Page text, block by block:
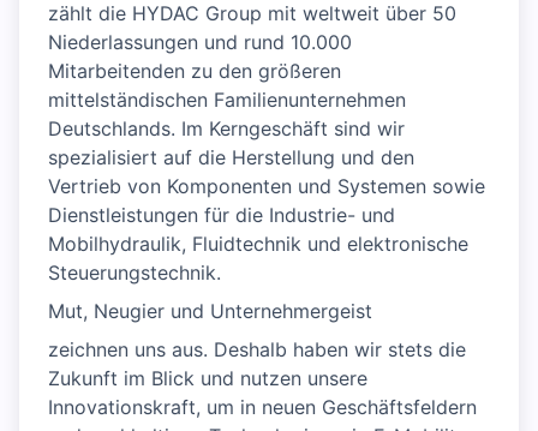
zählt die HYDAC Group mit weltweit über 50
Niederlassungen und rund 10.000
Mitarbeitenden zu den größeren
mittelständischen Familienunternehmen
Deutschlands. Im Kerngeschäft sind wir
spezialisiert auf die Herstellung und den
Vertrieb von Komponenten und Systemen sowie
Dienstleistungen für die Industrie- und
Mobilhydraulik, Fluidtechnik und elektronische
Steuerungstechnik.
Mut, Neugier und Unternehmergeist
zeichnen uns aus. Deshalb haben wir stets die
Zukunft im Blick und nutzen unsere
Innovationskraft, um in neuen Geschäftsfeldern